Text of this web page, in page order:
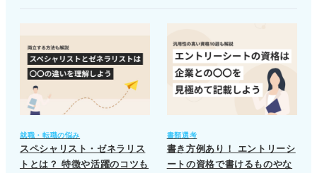
就職・転職の悩み
スペシャリスト・ゼネラリス
トとは？ 特徴や活躍のコツも
書類選考
書き方例あり！ エントリーシ
ートの資格で書けるものやな